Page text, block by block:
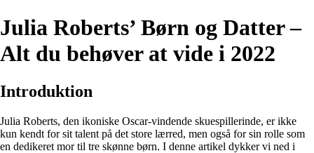
Julia Roberts’ Børn og Datter –
Alt du behøver at vide i 2022
Introduktion
Julia Roberts, den ikoniske Oscar-vindende skuespillerinde, er ikke
kun kendt for sit talent på det store lærred, men også for sin rolle som
en dedikeret mor til tre skønne børn. I denne artikel dykker vi ned i